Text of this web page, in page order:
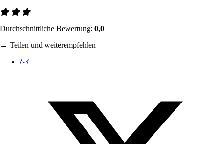
Durchschnittliche Bewertung: 0,0
→ Teilen und weiterempfehlen